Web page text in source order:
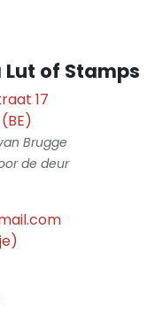
of Stamps
17
Brugge
de deur